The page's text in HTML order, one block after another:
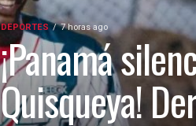
DEPORTES 7 horas ago
¡Panamá
Quisqueya!